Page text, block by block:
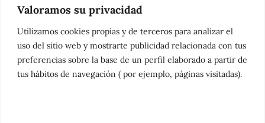
Valoramos su privacidad
Utilizamos cookies propias y de terceros para analizar el
uso del sitio web y mostrarte publicidad relacionada con tus
preferencias sobre la base de un perfil elaborado a partir de
tus hábitos de navegación ( por ejemplo, páginas visitadas).
marzo 2003
febrero 2003
enero 2003
diciembre 2002